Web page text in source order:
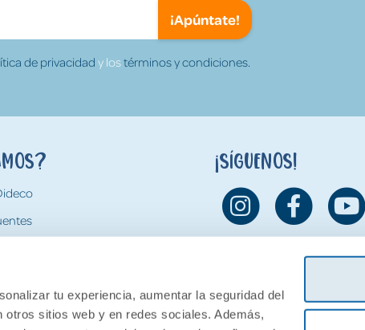
tu experiencia, aumentar la seguridad del
sitios web y en redes sociales. Además,
¡Apúntate!
de privacidady lostérminos y condiciones.
¡Síguenos!